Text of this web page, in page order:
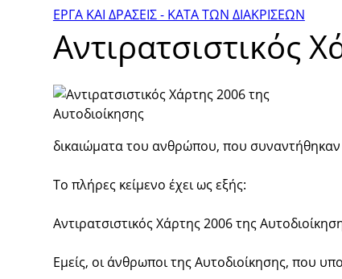
ΕΡΓΑ ΚΑΙ ΔΡΑΣΕΙΣ - ΚΑΤΑ ΤΩΝ ΔΙΑΚΡΙΣΕΩΝ
Αντιρατσιστικός
δικαιώματα του ανθρώπου, που
Το πλήρες κείμενο έχει ως εξής:
Αντιρατσιστικός Χάρτης 2006 της
Εμείς, οι άνθρωποι της Αυτοδιοίκησης, που